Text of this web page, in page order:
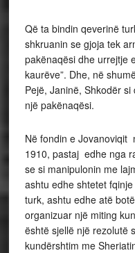
Që ta bindin qeverinë
shkruanin se gjoja tek
pakënaqësi dhe urrejtje
kaurëve”. Dhe, në
Pejë, Janinë, Shkodër
një pakënaqësi.
Në fondin e
1910, pastaj edhe nga
se si manipulonin me
ashtu edhe shtetet
turk, ashtu edhe atë
organizuar një miting
është sjellë një rezolutë
kundërshtim me